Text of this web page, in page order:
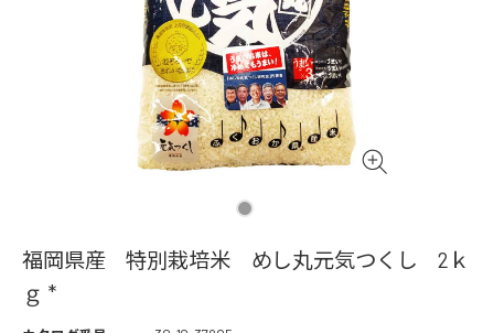
福岡県産 特別栽培米 めし丸元気つくし 2ｋ
ｇ *